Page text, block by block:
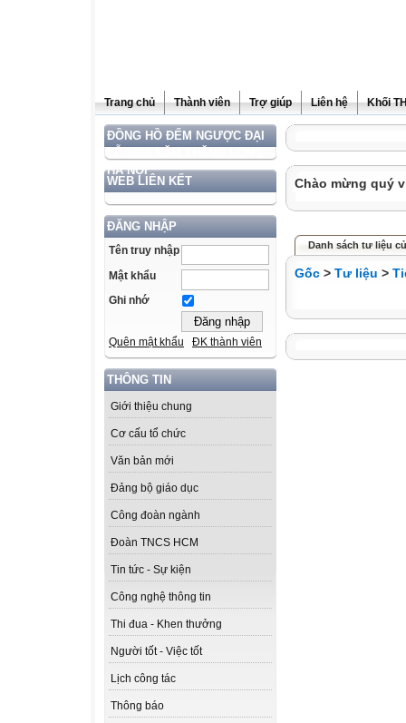
Trang chủ Thành viên Trợ giúp Liên hệ Khối
ĐỒNG HỒ ĐẾM NGƯỢC ĐẠI
HÀ NỘI
WEB LIÊN KẾT
ĐĂNG NHẬP
Tên truy nhập
Mật khẩu
Ghi nhớ
Quên mật khẩu ĐK thành viên
THÔNG TIN
Giới thiệu chung
Cơ cấu tổ chức
Văn bản mới
Đảng bộ giáo dục
Công đoàn ngành
Đoàn TNCS HCM
Tin tức - Sự kiện
Công nghệ thông tin
Thi đua - Khen thưởng
Người tốt - Việc tốt
Lịch công tác
Thông báo
Chào mừng quý
Danh sách tư liệu
Gốc > Tư liệu >